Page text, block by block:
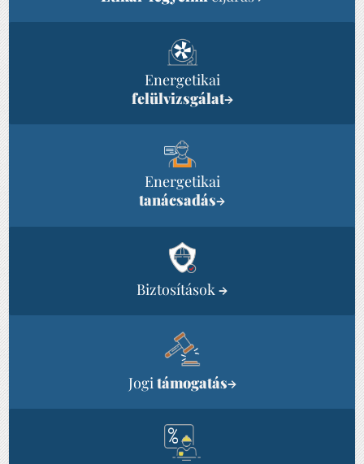
Energetikai
felülvizsgálat→
Energetikai
tanácsadás→
Biztosítások →
Jogitámogatás→